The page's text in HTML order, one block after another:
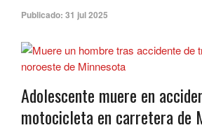
Publicado: 31 jul 2025
Adolescente muere en
motocicleta en carretera de